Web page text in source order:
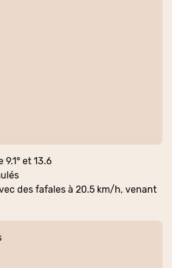
et 13.6
des fafales à 20.5 km/h, venant